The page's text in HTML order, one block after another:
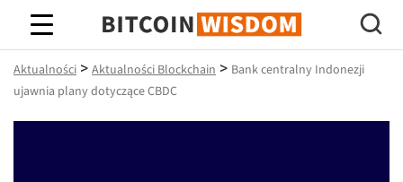
Mądrość Bitcoina
Aktualności > Aktualności Blockchain > Bank centralny Indonezji
ujawnia plany dotyczące CBDC